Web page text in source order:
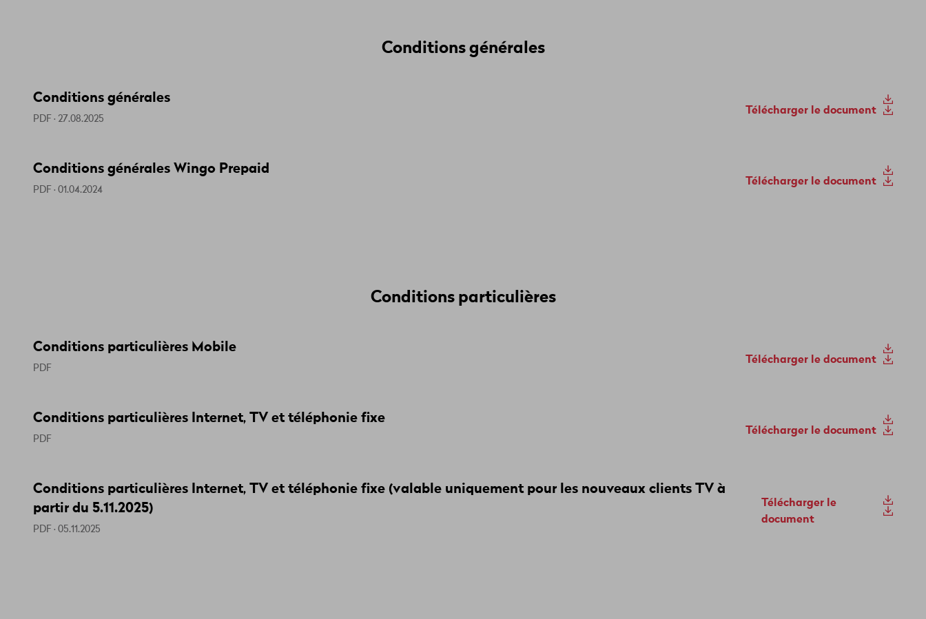
Conditions générales
Conditions générales
PDF · 27.08.2025
Télécharger le document
Conditions générales Wingo Prepaid
PDF · 01.04.2024
Télécharger le document
Conditions particulières
Conditions particulières Mobile
PDF
Télécharger le document
Conditions particulières Internet, TV et téléphonie fixe
PDF
Télécharger le document
Conditions particulières Internet, TV et téléphonie fixe (valable uniquement pour les nouveaux clients TV à
partir du 5.11.2025)
PDF · 05.11.2025
Télécharger le
document